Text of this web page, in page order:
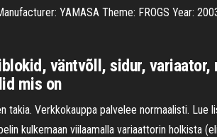
YAMASA Theme: FROGS Year:
väntvõll, sidur,
mis on
Verkkokauppa palvelee normaalisti.
kulkemaan viilaamalla variaattorin holkista